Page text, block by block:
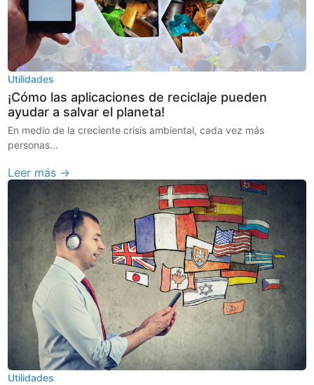
Utilidades
¡Cómo las aplicaciones de reciclaje pueden
ayudar a salvar el planeta!
En medio de la creciente crisis ambiental, cada vez más
personas...
Leer más →
Utilidades